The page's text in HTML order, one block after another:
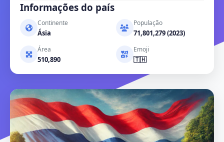
Informações do país
Continente
Ásia
População
71,801,279 (2023)
Área
510,890
Emoji
🇹🇭